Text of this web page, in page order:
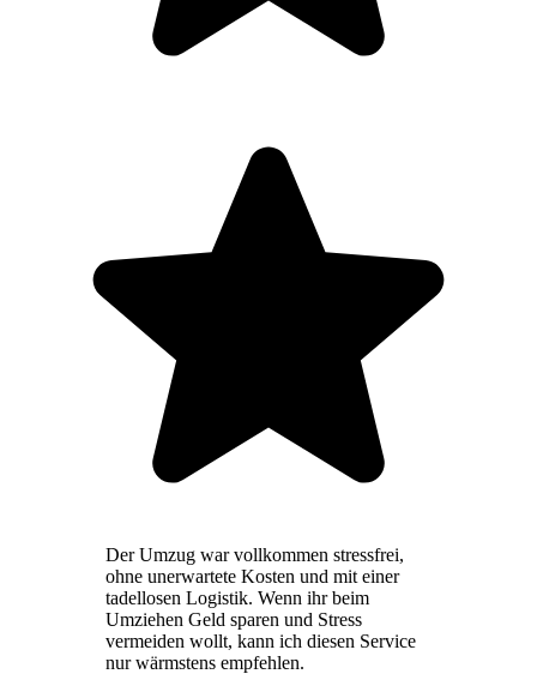
Der Umzug war vollkommen stressfrei,
ohne unerwartete Kosten und mit einer
tadellosen Logistik. Wenn ihr beim
Umziehen Geld sparen und Stress
vermeiden wollt, kann ich diesen Service
nur wärmstens empfehlen.